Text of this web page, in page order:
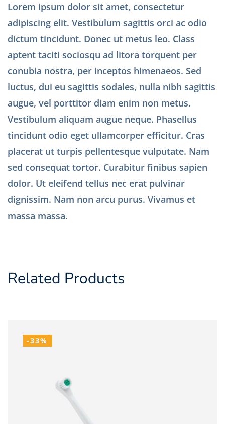
Lorem ipsum dolor sit amet, consectetur
adipiscing elit. Vestibulum sagittis orci ac odio
dictum tincidunt. Donec ut metus leo. Class
aptent taciti sociosqu ad litora torquent per
conubia nostra, per inceptos himenaeos. Sed
luctus, dui eu sagittis sodales, nulla nibh sagittis
augue, vel porttitor diam enim non metus.
Vestibulum aliquam augue neque. Phasellus
tincidunt odio eget ullamcorper efficitur. Cras
placerat ut turpis pellentesque vulputate. Nam
sed consequat tortor. Curabitur finibus sapien
dolor. Ut eleifend tellus nec erat pulvinar
dignissim. Nam non arcu purus. Vivamus et
massa massa.
Related Products
-33%